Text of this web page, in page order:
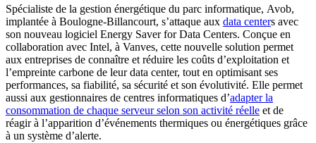
Spécialiste de la gestion énergétique du parc informatique, Avob,
implantée à Boulogne-Billancourt, s’attaque aux data centers avec
son nouveau logiciel Energy Saver for Data Centers. Conçue en
collaboration avec Intel, à Vanves, cette nouvelle solution permet
aux entreprises de connaître et réduire les coûts d’exploitation et
l’empreinte carbone de leur data center, tout en optimisant ses
performances, sa fiabilité, sa sécurité et son évolutivité. Elle permet
aussi aux gestionnaires de centres informatiques d’adapter la
consommation de chaque serveur selon son activité réelle et de
réagir à l’apparition d’événements thermiques ou énergétiques grâce
à un système d’alerte.